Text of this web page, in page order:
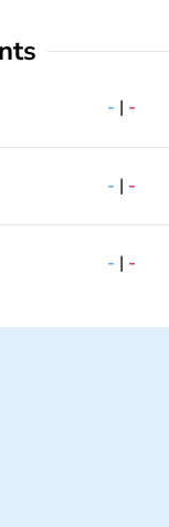
- | -
- | -
- | -